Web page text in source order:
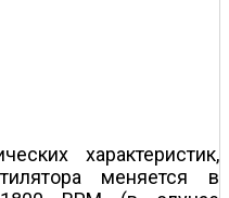
характеристик,
меняется в